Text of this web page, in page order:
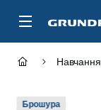
Навчання
Брошура